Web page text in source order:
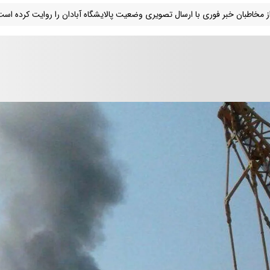
مخاطبان خبر فوری با ارسال تصویری وضعیت پالایشگاه آبادان را روایت کرده